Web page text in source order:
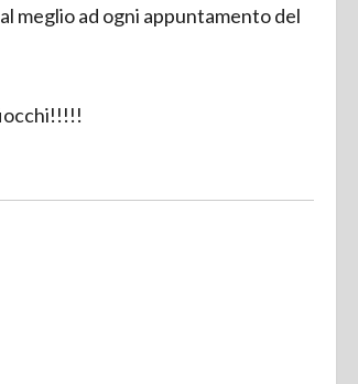
meglio ad ogni appuntamento del